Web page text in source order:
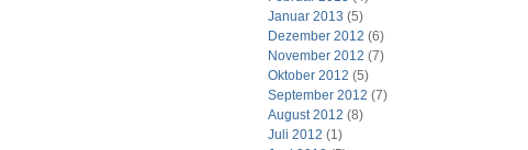
Januar 2013 (5)
Dezember 2012 (6)
November 2012 (7)
Oktober 2012 (5)
September 2012 (7)
August 2012 (8)
Juli 2012 (1)